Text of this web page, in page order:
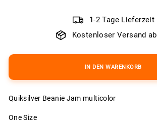
1-2 Tage Lieferzeit
Kostenloser Versand
IN DEN WARENKORB
Quiksilver Beanie Jam multicolor
One Size